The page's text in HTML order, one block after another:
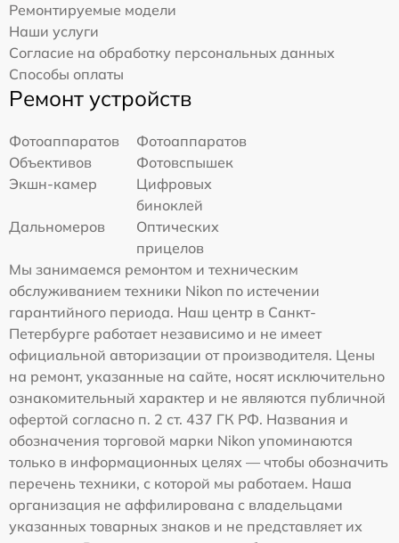
Ремонтируемые модели
Наши услуги
Согласие на обработку персональных данных
Способы оплаты
Ремонт устройств
Фотоаппаратов
Фотоаппаратов
Объективов
Фотовспышек
Экшн-камер
Цифровых
биноклей
Дальномеров
Оптических
прицелов
Мы занимаемся ремонтом и техническим
обслуживанием техники Nikon по истечении
гарантийного периода. Наш центр в Санкт-
Петербурге работает независимо и не имеет
официальной авторизации от производителя. Цены
на ремонт, указанные на сайте, носят исключительно
ознакомительный характер и не являются публичной
офертой согласно п. 2 ст. 437 ГК РФ. Названия и
обозначения торговой марки Nikon упоминаются
только в информационных целях — чтобы обозначить
перечень техники, с которой мы работаем. Наша
организация не аффилирована с владельцами
указанных товарных знаков и не представляет их